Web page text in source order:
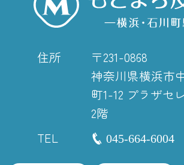
住所
〒231-0868
神奈川県横浜市
町1-12 プラザセ
2階
TEL
045-664-6004